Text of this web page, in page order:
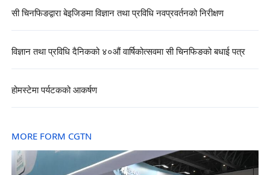
सी चिनफिङद्वारा बेइजिङमा विज्ञान तथा प्रविधि नवप्रवर्तनको निरीक्षण
विज्ञान तथा प्रविधि दैनिकको ४०औं वार्षिकोत्सवमा सी चिनफिङको बधाई पत्र
होमस्टेमा पर्यटकको आकर्षण
MORE FORM CGTN